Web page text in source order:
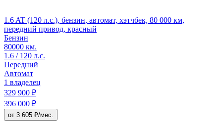
1.6 AT (120 л.с.), бензин, автомат, хэтчбек, 80 000 км,
передний привод, красный
Бензин
80000 км.
1.6 / 120 л.с.
Передний
Автомат
1 владелец
329 900 ₽
396 000 ₽
от 3 605 ₽/мес.